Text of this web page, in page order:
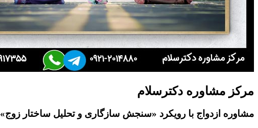
مرکز مشاوره دکترسلام
مشاوره ازدواج با رویکرد «سنجش سازگاری و تحلیل ساختار زوج»